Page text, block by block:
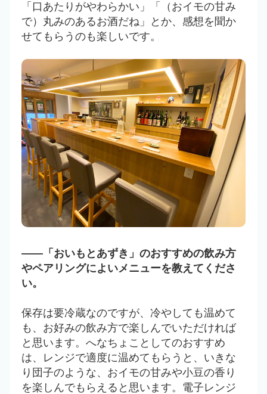
「口あたりがやわらかい」「（おイモの甘み
で）丸みのあるお酒だね」とか、感想を聞か
せてもらうのも楽しいです。
――「おいもとあずき」のおすすめの飲み方
やペアリングによいメニューを教えてくださ
い。
保存は要冷蔵なのですが、冷やしても温めて
も、お好みの飲み方で楽しんでいただければ
と思います。へなちょことしてのおすすめ
は、レンジで適度に温めてもらうと、いきな
り団子のような、おイモの甘みや小豆の香り
を楽しんでもらえると思います。電子レンジ